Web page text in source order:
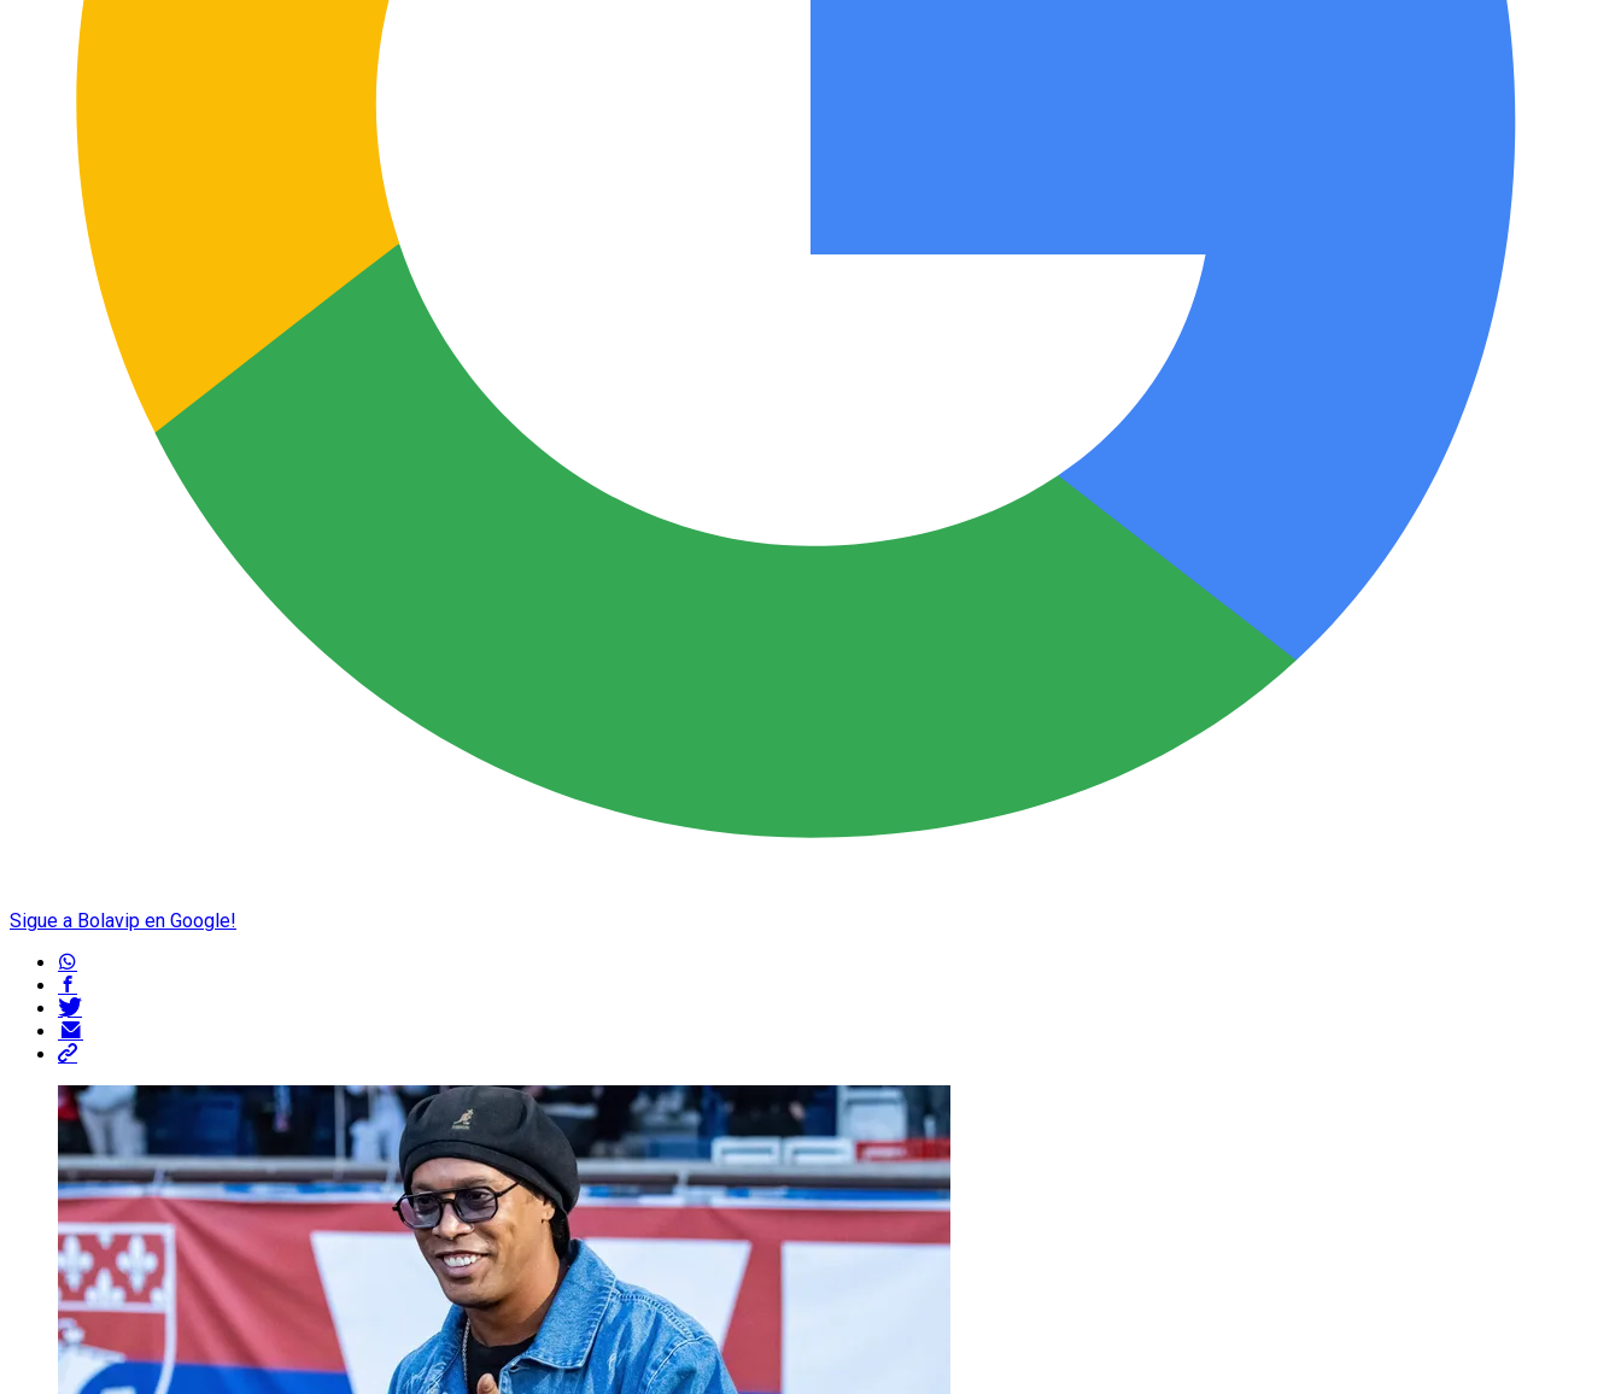
Sigue a Bolavip en Google!